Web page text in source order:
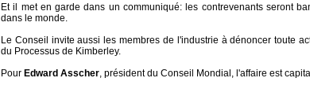
Et il met en garde dans un communiqué: les contrevenants seront
dans le monde.
Le Conseil invite aussi les membres de l'industrie à dénoncer toute
du Processus de Kimberley.
Pour Edward Asscher, président du Conseil Mondial, l'affaire est